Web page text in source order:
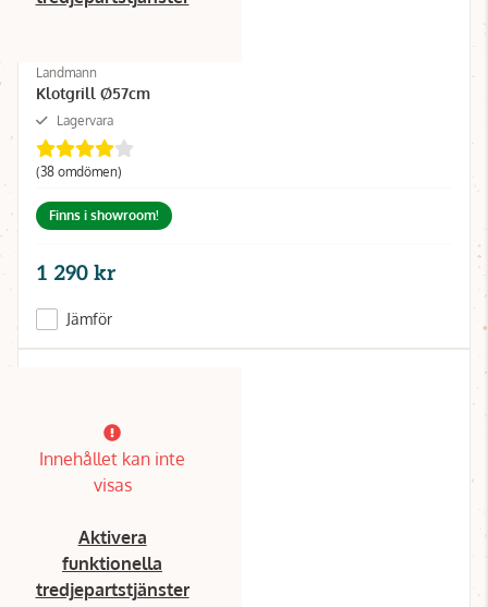
Landmann
Klotgrill Ø57cm
Lagervara
(38 omdömen)
Finns i showroom!
1 290 kr
Jämför
Innehållet kan inte
visas
Aktivera
funktionella
tredjepartstjänster